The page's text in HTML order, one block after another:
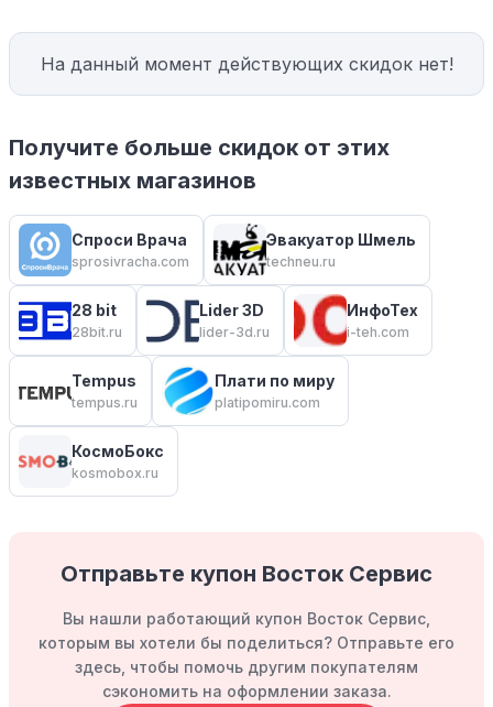
На данный момент действующих скидок нет!
Получите больше скидок от этих
известных магазинов
Спроси Врача
sprosivracha.com
Эвакуатор Шмель
techneu.ru
28 bit
28bit.ru
Lider 3D
lider-3d.ru
ИнфоТех
i-teh.com
Tempus
tempus.ru
Плати по миру
platipomiru.com
КосмоБокс
kosmobox.ru
Отправьте купон Восток Сервис
Вы нашли работающий купон Восток Сервис,
которым вы хотели бы поделиться? Отправьте его
здесь, чтобы помочь другим покупателям
сэкономить на оформлении заказа.